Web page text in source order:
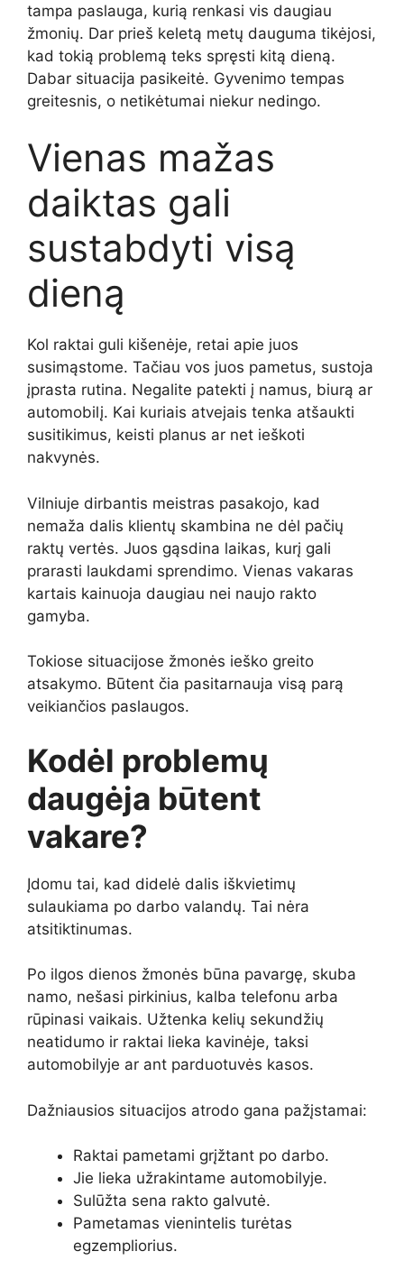
tampa paslauga, kurią renkasi vis daugiau
žmonių. Dar prieš keletą metų dauguma tikėjosi,
kad tokią problemą teks spręsti kitą dieną.
Dabar situacija pasikeitė. Gyvenimo tempas
greitesnis, o netikėtumai niekur nedingo.
Vienas mažas
daiktas gali
sustabdyti visą
dieną
Kol raktai guli kišenėje, retai apie juos
susimąstome. Tačiau vos juos pametus, sustoja
įprasta rutina. Negalite patekti į namus, biurą ar
automobilį. Kai kuriais atvejais tenka atšaukti
susitikimus, keisti planus ar net ieškoti
nakvynės.
Vilniuje dirbantis meistras pasakojo, kad
nemaža dalis klientų skambina ne dėl pačių
raktų vertės. Juos gąsdina laikas, kurį gali
prarasti laukdami sprendimo. Vienas vakaras
kartais kainuoja daugiau nei naujo rakto
gamyba.
Tokiose situacijose žmonės ieško greito
atsakymo. Būtent čia pasitarnauja visą parą
veikiančios paslaugos.
Kodėl problemų
daugėja būtent
vakare?
Įdomu tai, kad didelė dalis iškvietimų
sulaukiama po darbo valandų. Tai nėra
atsitiktinumas.
Po ilgos dienos žmonės būna pavargę, skuba
namo, nešasi pirkinius, kalba telefonu arba
rūpinasi vaikais. Užtenka kelių sekundžių
neatidumo ir raktai lieka kavinėje, taksi
automobilyje ar ant parduotuvės kasos.
Dažniausios situacijos atrodo gana pažįstamai:
Raktai pametami grįžtant po darbo.
Jie lieka užrakintame automobilyje.
Sulūžta sena rakto galvutė.
Pametamas vienintelis turėtas
egzempliorius.